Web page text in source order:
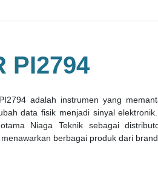
PI2794
adalah instrumen yang
data fisik menjadi sinyal
Niaga Teknik sebagai
berbagai produk dari brand